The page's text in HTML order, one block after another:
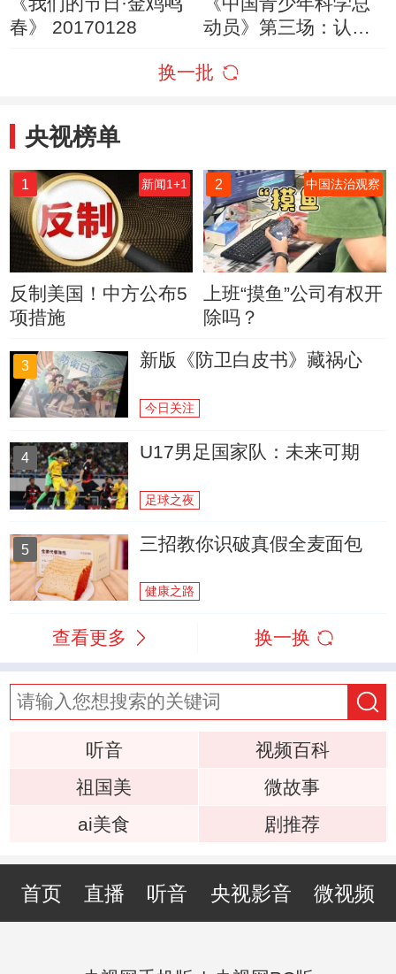
春》 20170128
动员》第三场：认识
换一批
央视榜单
1 新闻1+1
反制美国！中方公布5
项措施
2 中国法治观察
上班“摸鱼”公司有权开
除吗？
3 新版《防卫白皮书》藏祸心
今日关注
4 U17男足国家队：未来可期
足球之夜
5 三招教你识破真假全麦面包
健康之路
查看更多 换一换
听音
视频百科
祖国美
微故事
ai美食
剧推荐
首页 直播 听音 央视影音 微视频